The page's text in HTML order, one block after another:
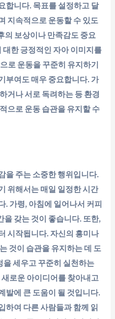
합니다. 목표를 설정하고 달
지속적으로 운동할 수 있도
의 보상이나 만족감도 중요
대한 긍정적인 자아 이미지를
로 운동을 꾸준히 유지하기
부여도 매우 중요합니다. 가
거나 서로 독려하는 등 환경
으로 운동 습관을 유지할 수
을 주는 소중한 행위입니다.
위해서는 매일 일정한 시간
. 가령, 아침에 일어나서 커피
갖는 것이 좋습니다. 또한,
시작됩니다. 자신의 흥미나
것이 습관을 유지하는 데 도
을 세우고 꾸준히 실천하는
로운 아이디어를 찾아내고
발에 큰 도움이 될 것입니다.
하여 다른 사람들과 함께 읽